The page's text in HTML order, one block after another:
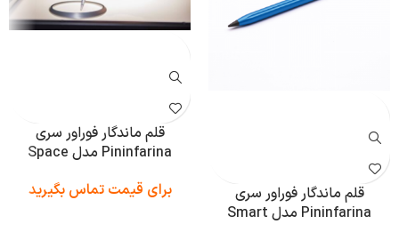
قلم ماندگار فوراور سری
Pininfarina مدل Smart
قلم ماندگار فوراور سری
Pininfarina مدل Space
برای قیمت تماس بگیرید